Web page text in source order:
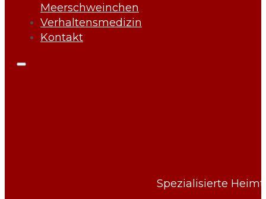
Meerschweinchen
Verhaltensmedizin
Kontakt
Spezialisierte